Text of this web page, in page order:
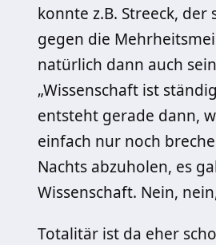
konnte z.B. Streeck,
gegen die
natürlich dann auch sein
„Wissenschaft ist
entsteht gerade dann,
einfach nur noch
Nachts abzuholen, es
Wissenschaft. Nein,
Totalitär ist da eher